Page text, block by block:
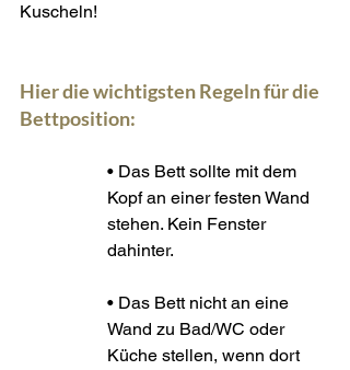
Kuscheln!
Hier die wichtigsten Regeln für die
Bettposition:
• Das Bett sollte mit dem
Kopf an einer festen Wand
stehen. Kein Fenster
dahinter.
• Das Bett nicht an eine
Wand zu Bad/WC oder
Küche stellen, wenn dort